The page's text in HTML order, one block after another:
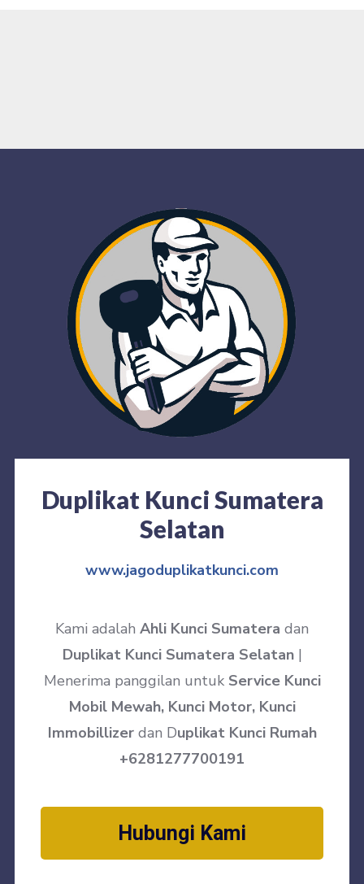
Duplikat Kunci Sumatera
Selatan
www.jagoduplikatkunci.com
Kami adalah Ahli Kunci Sumatera dan
Duplikat Kunci Sumatera Selatan|
Menerima panggilan untuk Service Kunci
Mobil Mewah, Kunci Motor, Kunci
Immobillizerdan Duplikat Kunci Rumah
+6281277700191
Hubungi Kami